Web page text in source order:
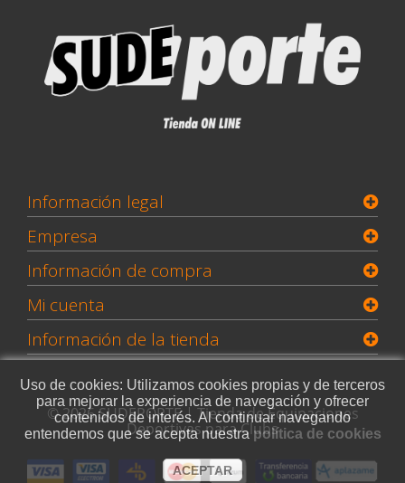
Información legal
Empresa
Información de compra
Mi cuenta
Uso de cookies: Utilizamos cookies propias y de terceros
para mejorar la experiencia de navegación y ofrecer
contenidos de interés. Al continuar navegando
entendemos que se acepta nuestrapolítica de cookies
ACEPTAR
Información de la tienda
© 2026 SUDEPORTE | Tienda de Equipaciones
Deportivas para Clubs